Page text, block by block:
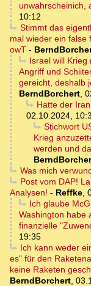
unwahrscheinich,
10:12
Stimmt das
mal wieder ein false
owT -
Israel will Krieg
Angriff und
gereicht, deshalb
BerndBorchert,
Hatte der
02.10.2024,
Stichwort
Krieg
werden und
Was mich
Post vom DAP!
Analysen! - Reffke,
Ich glaube
Washington habe
finanzielle
19:35
Ich kann weder
es" für den
keine Raketen
BerndBorchert,